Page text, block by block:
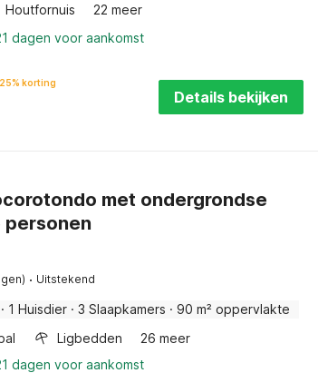
Houtfornuis
22 meer
dagen voor aankomst
25% korting
Details bekijken
met ondergrondse
personen
· Uitstekend
· 1 Huisdier · 3 Slaapkamers · 90 m² oppervlakte
Ligbedden
26 meer
dagen voor aankomst